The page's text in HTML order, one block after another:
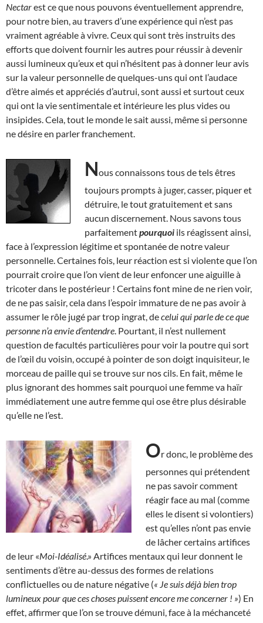
Nectarest ce que nous pouvons éventuellement apprendre,
pour notre bien, au travers d’une expérience qui n’est pas
vraiment agréable à vivre. Ceux qui sont très instruits des
efforts que doivent fournir les autres pour réussir à devenir
aussi lumineux qu’eux et qui n’hésitent pas à donner leur avis
sur la valeur personnelle de quelques-uns qui ont l’audace
d’être aimés et appréciés d’autrui, sont aussi et surtout ceux
qui ont la vie sentimentale et intérieure les plus vides ou
insipides. Cela, tout le monde le sait aussi, même si personne
ne désire en parler franchement.
Nous connaissons tous de tels êtres
toujours prompts à juger, casser, piquer et
détruire, le tout gratuitement et sans
aucun discernement. Nous savons tous
parfaitementpourquoi ils réagissent ainsi,
face à l’expression légitime et spontanée de notre valeur
personnelle. Certaines fois, leur réaction est si violente que l’on
pourrait croire que l’on vient de leur enfoncer une aiguille à
tricoter dans le postérieur ! Certains font mine de ne rien voir,
de ne pas saisir, cela dans l’espoir immature de ne pas avoir à
assumer le rôle jugé par trop ingrat, decelui qui parle de ce que
personne n’a envie d’entendre . Pourtant, il n’est nullement
question de facultés particulières pour voir la poutre qui sort
de l’œil du voisin, occupé à pointer de son doigt inquisiteur, le
morceau de paille qui se trouve sur nos cils. En fait, même le
plus ignorant des hommes sait pourquoi une femme va haïr
immédiatement une autre femme qui ose être plus désirable
qu’elle ne l’est.
Or donc, le problème des
personnes qui prétendent
ne pas savoir comment
réagir face au mal (comme
elles le disent si volontiers)
est qu’elles n’ont pas envie
de lâcher certains artifices
de leur «Moi-Idéalisé.» Artifices mentaux qui leur donnent le
sentiments d’être au-dessus des formes de relations
conflictuelles ou de nature négative (« Je suis déjà bien trop
lumineux pour que ces choses puissent encore me concerner ! ») En
effet, affirmer que l’on se trouve démuni, face à la méchanceté